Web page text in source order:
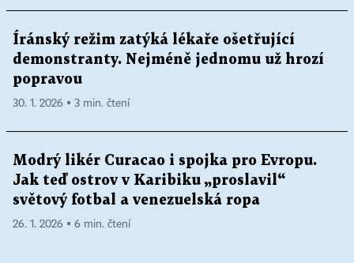
Íránský režim zatýká lékaře ošetřující
demonstranty. Nejméně jednomu už hrozí
popravou
30. 1. 2026 ▪ 3 min. čtení
Modrý likér Curacao i spojka pro Evropu.
Jak teď ostrov v Karibiku „proslavil“
světový fotbal a venezuelská ropa
26. 1. 2026 ▪ 6 min. čtení